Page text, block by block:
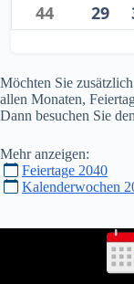
44
29
Möchten Sie
allen Monaten,
Dann besuchen Sie den
Mehr anzeigen:
Feiertage 2040
Kalenderwochen